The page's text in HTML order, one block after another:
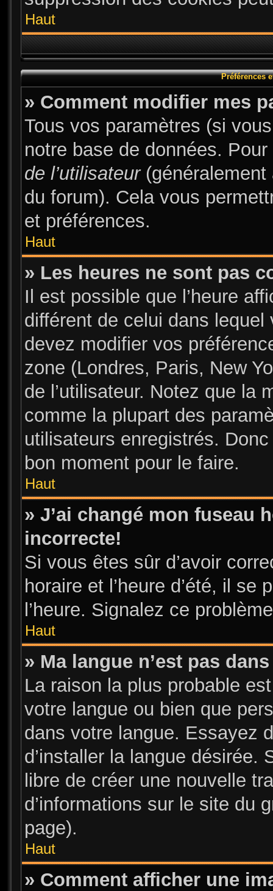
Haut
Préférences
» Comment modifier mes
Tous vos paramètres (si
notre base de données.
de l’utilisateur(généralement
du forum). Cela vous
et préférences.
Haut
» Les heures ne sont pas
Il est possible que l’heure
différent de celui dans
devez modifier vos
zone (Londres, Paris, New
de l’utilisateur. Notez que la
comme la plupart des
utilisateurs enregistrés.
bon moment pour le faire.
Haut
» J’ai changé mon fuseau
incorrecte!
Si vous êtes sûr d’avoir
horaire et l’heure d’été, il
l’heure. Signalez ce
Haut
» Ma langue n’est pas
La raison la plus probable
votre langue ou bien que
dans votre langue. Essayez
d’installer la langue désirée.
libre de créer une nouvelle
d’informations sur le site du
page).
Haut
» Comment afficher une